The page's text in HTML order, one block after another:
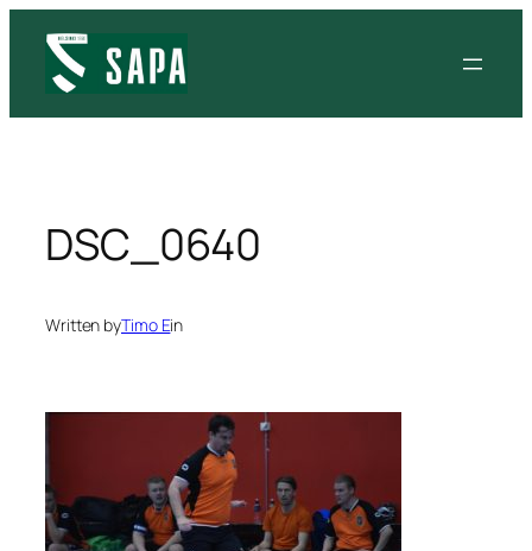
sisältöön
DSC_0640
Written byTimo Ein